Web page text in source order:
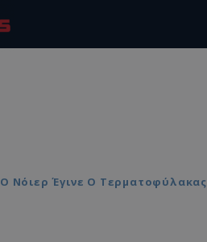
Ο Νόιερ Έγινε Ο